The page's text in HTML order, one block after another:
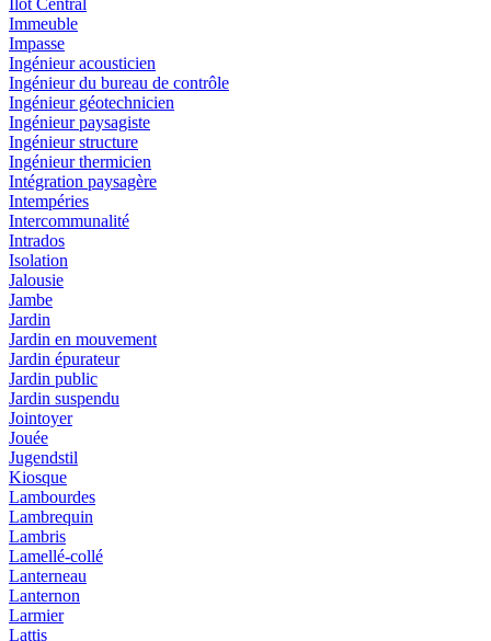
Ilot Central
Immeuble
Impasse
Ingénieur acousticien
Ingénieur du bureau de contrôle
Ingénieur géotechnicien
Ingénieur paysagiste
Ingénieur structure
Ingénieur thermicien
Intégration paysagère
Intempéries
Intercommunalité
Intrados
Isolation
Jalousie
Jambe
Jardin
Jardin en mouvement
Jardin épurateur
Jardin public
Jardin suspendu
Jointoyer
Jouée
Jugendstil
Kiosque
Lambourdes
Lambrequin
Lambris
Lamellé-collé
Lanterneau
Lanternon
Larmier
Lattis